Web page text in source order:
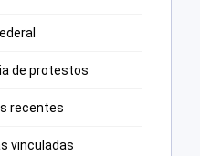
de protestos
recentes
vinculadas